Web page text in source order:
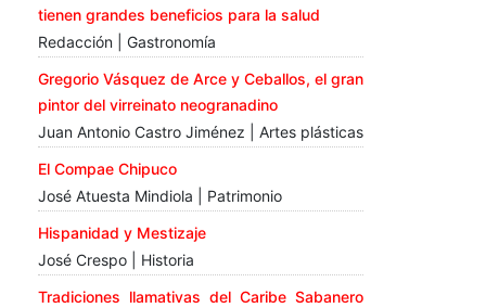
tienen grandes beneficios para la salud
Redacción | Gastronomía
Gregorio Vásquez de Arce y Ceballos, el gran
pintor del virreinato neogranadino
Juan Antonio Castro Jiménez | Artes plásticas
El Compae Chipuco
José Atuesta Mindiola | Patrimonio
Hispanidad y Mestizaje
José Crespo | Historia
Tradiciones llamativas del Caribe Sabanero